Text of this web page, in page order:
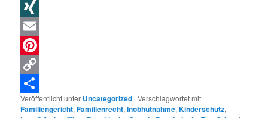
Messenger
XING
Email
Pinterest
Copy
Link
Teilen
Veröffentlicht unter Uncategorized |Verschlagwortet mit
Familiengericht,Familienrecht,Inobhutnahme,Kinderschutz,